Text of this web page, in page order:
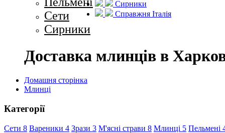
Cети
Сирники
Сирники
Справжня Італія
Доставка млинців в
Домашня сторінка
Млинці
Категорії
Cети 8 Вареники 4 Зрази 3 М'ясні страви 8 Млинці 5 Пельмені